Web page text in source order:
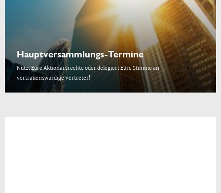
Hauptversammlungs-Termine
Nutzt Eure Aktionärsrechte oder delegiert Eure Stimme an
vertrauenswürdige Vertreter!